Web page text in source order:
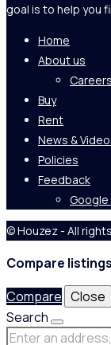
goal is to help you
Home
About us
Careers
Buy
Rent
News &
Policies
Feedback
Google
© Houzez - All
Compare listings
Compare Close
Search